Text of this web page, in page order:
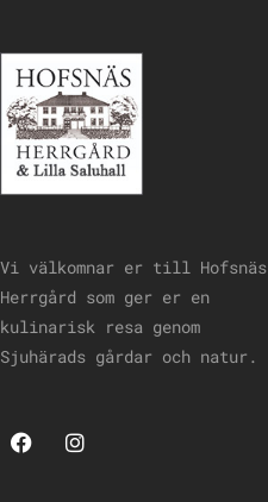
Vi välkomnar er till Hofsnäs
Herrgård som ger er en
kulinarisk resa genom
Sjuhärads gårdar och natur.